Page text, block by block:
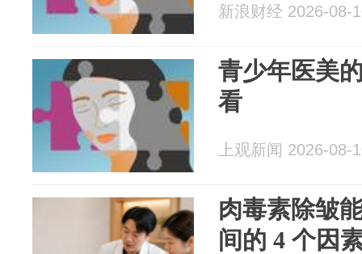
新浪财经 2026-08-
青少年医美
看
上观新闻 2026-08-
肉毒素除皱
间的 4 个因